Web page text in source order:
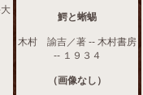
鰐と蜥蜴
木村 諭吉／著 -- 木村書房
-- １９３４
（画像なし）